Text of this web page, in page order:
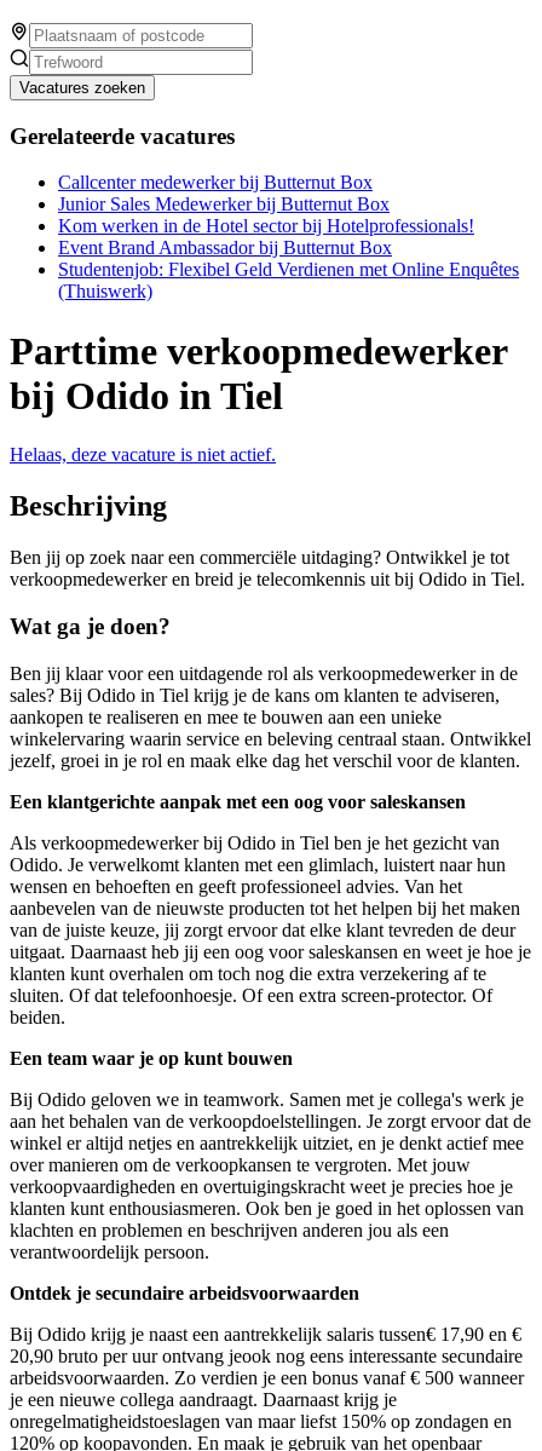
Vacatures zoeken
Gerelateerde vacatures
Callcenter medewerker bij Butternut Box
Junior Sales Medewerker bij Butternut Box
Kom werken in de Hotel sector bij Hotelprofessionals!
Event Brand Ambassador bij Butternut Box
Studentenjob: Flexibel Geld Verdienen met Online Enquêtes
(Thuiswerk)
Parttime verkoopmedewerker
bij Odido in Tiel
Helaas, deze vacature is niet actief.
Beschrijving
Ben jij op zoek naar een commerciële uitdaging? Ontwikkel je tot
verkoopmedewerker en breid je telecomkennis uit bij Odido in Tiel.
Wat ga je doen?
Ben jij klaar voor een uitdagende rol als verkoopmedewerker in de
sales? Bij Odido in Tiel krijg je de kans om klanten te adviseren,
aankopen te realiseren en mee te bouwen aan een unieke
winkelervaring waarin service en beleving centraal staan. Ontwikkel
jezelf, groei in je rol en maak elke dag het verschil voor de klanten.
Een klantgerichte aanpak met een oog voor saleskansen
Als verkoopmedewerker bij Odido in Tiel ben je het gezicht van
Odido. Je verwelkomt klanten met een glimlach, luistert naar hun
wensen en behoeften en geeft professioneel advies. Van het
aanbevelen van de nieuwste producten tot het helpen bij het maken
van de juiste keuze, jij zorgt ervoor dat elke klant tevreden de deur
uitgaat. Daarnaast heb jij een oog voor saleskansen en weet je hoe je
klanten kunt overhalen om toch nog die extra verzekering af te
sluiten. Of dat telefoonhoesje. Of een extra screen-protector. Of
beiden.
Een team waar je op kunt bouwen
Bij Odido geloven we in teamwork. Samen met je collega's werk je
aan het behalen van de verkoopdoelstellingen. Je zorgt ervoor dat de
winkel er altijd netjes en aantrekkelijk uitziet, en je denkt actief mee
over manieren om de verkoopkansen te vergroten. Met jouw
verkoopvaardigheden en overtuigingskracht weet je precies hoe je
klanten kunt enthousiasmeren. Ook ben je goed in het oplossen van
klachten en problemen en beschrijven anderen jou als een
verantwoordelijk persoon.
Ontdek je secundaire arbeidsvoorwaarden
Bij Odido krijg je naast een aantrekkelijk salaris tussen€ 17,90 en €
20,90 bruto per uur ontvang jeook nog eens interessante secundaire
arbeidsvoorwaarden. Zo verdien je een bonus vanaf € 500 wanneer
je een nieuwe collega aandraagt. Daarnaast krijg je
onregelmatigheidstoeslagen van maar liefst 150% op zondagen en
120% op koopavonden. En maak je gebruik van het openbaar